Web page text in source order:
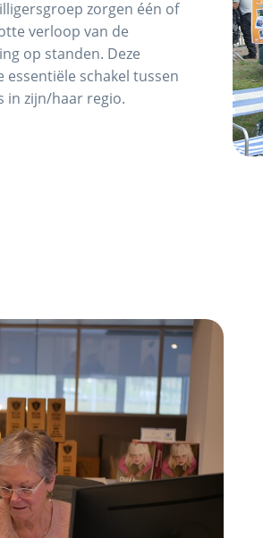
zorgen één of
verloop van de
op standen. Deze
schakel tussen
in zijn/haar regio.